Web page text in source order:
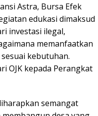
Astra, Bursa Efek
edukasi dimaksud
investasi ilegal,
memanfaatkan
kebutuhan.
OJK kepada Perangkat
semangat